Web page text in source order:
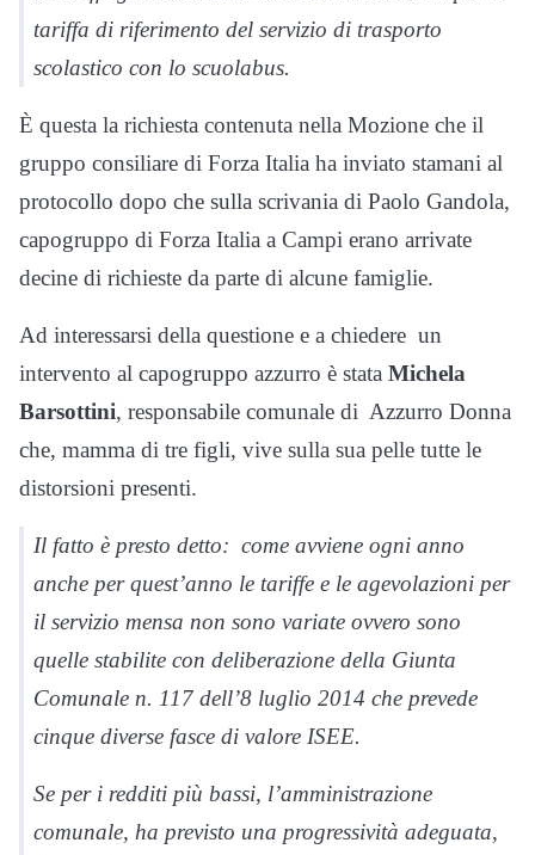
tariffa di riferimento del servizio di trasporto
scolastico con lo scuolabus.
È questa la richiesta contenuta nella Mozione che il
gruppo consiliare di Forza Italia ha inviato stamani al
protocollo dopo che sulla scrivania di Paolo Gandola,
capogruppo di Forza Italia a Campi erano arrivate
decine di richieste da parte di alcune famiglie.
Ad interessarsi della questione e a chiedere un
intervento al capogruppo azzurro è stata Michela
Barsottini, responsabile comunale di Azzurro Donna
che, mamma di tre figli, vive sulla sua pelle tutte le
distorsioni presenti.
Il fatto è presto detto: come avviene ogni anno
anche per quest’anno le tariffe e le agevolazioni per
il servizio mensa non sono variate ovvero sono
quelle stabilite con deliberazione della Giunta
Comunale n. 117 dell’8 luglio 2014 che prevede
cinque diverse fasce di valore ISEE.
Se per i redditi più bassi, l’amministrazione
comunale, ha previsto una progressività adeguata,